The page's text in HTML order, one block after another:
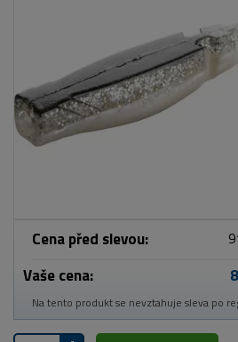
Cena před slevou:
Vaše cena:
Na tento produkt se nevztahuje sleva po